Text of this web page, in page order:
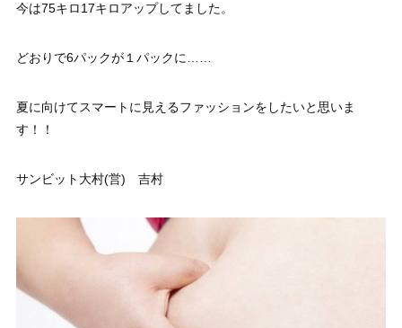
今は75キロ17キロアップしてました。
どおりで6パックが１パックに……
夏に向けてスマートに見えるファッションをしたいと思いま
す！！
サンビット大村(営) 吉村